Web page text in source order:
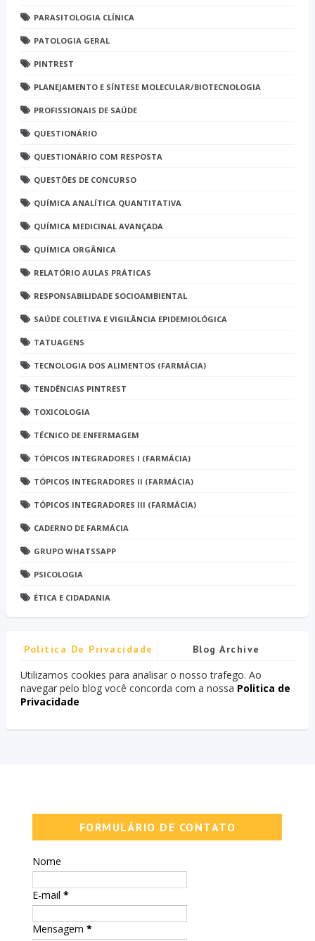
PARASITOLOGIA CLÍNICA
PATOLOGIA GERAL
PINTREST
PLANEJAMENTO E SÍNTESE MOLECULAR/BIOTECNOLOGIA
PROFISSIONAIS DE SAÚDE
QUESTIONÁRIO
QUESTIONÁRIO COM RESPOSTA
QUESTÕES DE CONCURSO
QUÍMICA ANALÍTICA QUANTITATIVA
QUÍMICA MEDICINAL AVANÇADA
QUÍMICA ORGÂNICA
RELATÓRIO AULAS PRÁTICAS
RESPONSABILIDADE SOCIOAMBIENTAL
SAÚDE COLETIVA E VIGILÂNCIA EPIDEMIOLÓGICA
TATUAGENS
TECNOLOGIA DOS ALIMENTOS (FARMÁCIA)
TENDÊNCIAS PINTREST
TOXICOLOGIA
TÉCNICO DE ENFERMAGEM
TÓPICOS INTEGRADORES I (FARMÁCIA)
TÓPICOS INTEGRADORES II (FARMÁCIA)
TÓPICOS INTEGRADORES III (FARMÁCIA)
CADERNO DE FARMÁCIA
GRUPO WHATSSAPP
PSICOLOGIA
ÉTICA E CIDADANIA
Politica De Privacidade Blog Archive
Utilizamos cookies para analisar o nosso trafego. Ao
navegar pelo blog você concorda com a nossa Politica de
Privacidade
FORMULÁRIO DE CONTATO
Nome
E-mail*
Mensagem*